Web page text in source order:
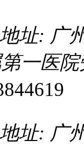
地址: 广
第一医
地址: 广